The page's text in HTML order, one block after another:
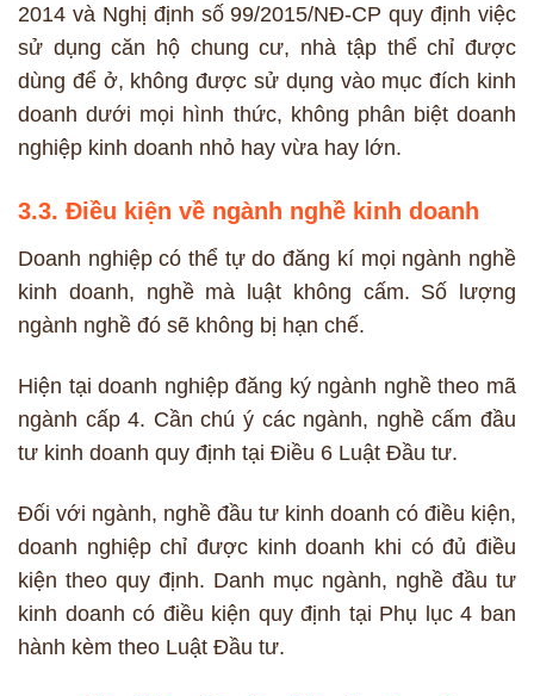
2014 và Nghị định số 99/2015/NĐ-CP quy định việc
sử dụng căn hộ chung cư, nhà tập thể chỉ được
dùng để ở, không được sử dụng vào mục đích kinh
doanh dưới mọi hình thức, không phân biệt doanh
nghiệp kinh doanh nhỏ hay vừa hay lớn.
3.3. Điều kiện về ngành nghề kinh doanh
Doanh nghiệp có thể tự do đăng kí mọi ngành nghề
kinh doanh, nghề mà luật không cấm. Số lượng
ngành nghề đó sẽ không bị hạn chế.
Hiện tại doanh nghiệp đăng ký ngành nghề theo mã
ngành cấp 4. Cần chú ý các ngành, nghề cấm đầu
tư kinh doanh quy định tại Điều 6 Luật Đầu tư.
Đối với ngành, nghề đầu tư kinh doanh có điều kiện,
doanh nghiệp chỉ được kinh doanh khi có đủ điều
kiện theo quy định. Danh mục ngành, nghề đầu tư
kinh doanh có điều kiện quy định tại Phụ lục 4 ban
hành kèm theo Luật Đầu tư.